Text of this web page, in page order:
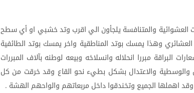
العشوائية والمتنافسة يلجأون الي اقرب وتدخشبي اوأي سطح
العشائري وهذا يمسك بوتد المناطقية واخر يمسك بوتد الطائفية
البراقة مبررا انحلاله وانسلاخه وبيعه لوطنه بآلاف المبررات
والوسطية والاعتدال بشكل بطيء نحو القاع وقدخرقت من كل
وقداهملها الجميع وتخندقواداخل مربعاتهم والواحهم الهشة .